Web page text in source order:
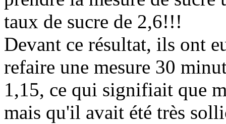
taux de sucre de 2,6!!!
Devant ce résultat, ils ont
refaire une mesure 30
1,15, ce qui signifiait que
mais qu'il avait été très